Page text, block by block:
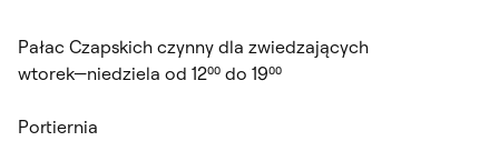
Pałac Czapskich czynny dla zwiedzających
wtorek—niedziela od 12⁰⁰ do 19⁰⁰
Portiernia